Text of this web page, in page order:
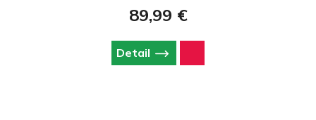
fitness náramků a sluchátek.
89,99 €
Detail